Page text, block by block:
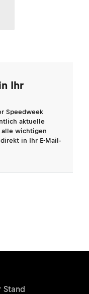
Ihr
Speedweek
aktuelle
alle wichtigen
in Ihr E-Mail-
Stand